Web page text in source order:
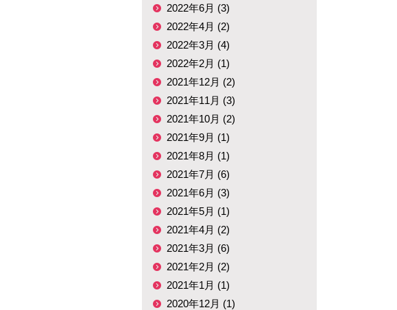
2022年6月 (3)
2022年4月 (2)
2022年3月 (4)
2022年2月 (1)
2021年12月 (2)
2021年11月 (3)
2021年10月 (2)
2021年9月 (1)
2021年8月 (1)
2021年7月 (6)
2021年6月 (3)
2021年5月 (1)
2021年4月 (2)
2021年3月 (6)
2021年2月 (2)
2021年1月 (1)
2020年12月 (1)